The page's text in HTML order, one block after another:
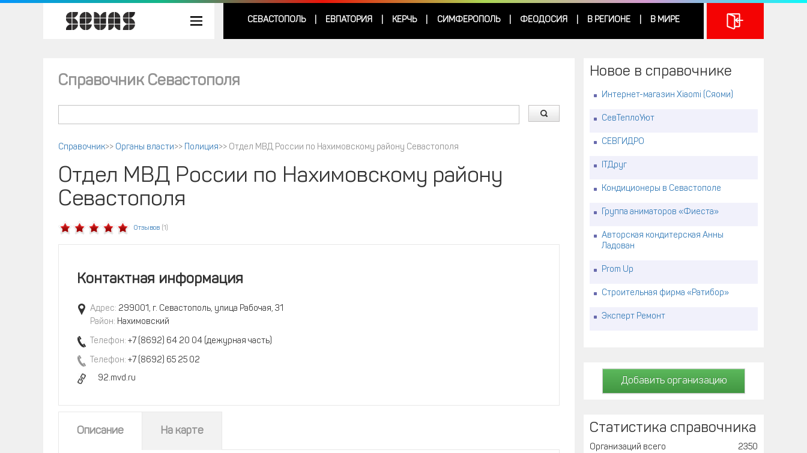
СЕВАСТОПОЛЬ ЕВПАТОРИЯ КЕРЧЬ СИМФЕРОПОЛЬ ФЕОДОСИЯ В РЕГИОНЕ В МИРЕ
Справочник Севастополя
Справочник>> Органы власти>> Полиция>> Отдел МВД России по Нахимовскому району Севастополя
Отдел МВД России по Нахимовскому району
Севастополя
Отзывов (1)
Контактная информация
Адрес: 299001, г. Севастополь, улица Рабочая, 31
Район: Нахимовский
Телефон: +7 (8692) 64 20 04 (дежурная часть)
Телефон: +7 (8692) 65 25 02
92.mvd.ru
Описание На карте
Новое в справочнике
Интернет-магазин Xiaomi (Сяоми)
СевТеплоУют
СЕВГИДРО
ITДруг
Кондиционеры в Севастополе
Группа аниматоров «Фиеста»
Авторская кондитерская Анны
Ладован
Prom Up
Строительная фирма «Ратибор»
Эксперт Ремонт
Добавить организацию
Статистика справочника
2350
Организаций всего